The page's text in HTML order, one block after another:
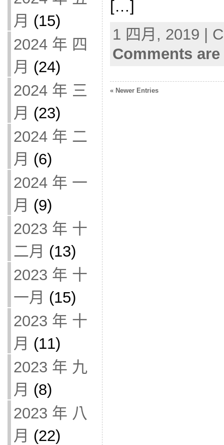
月 (15)
2024 年 四
月 (24)
2024 年 三
月 (23)
2024 年 二
月 (6)
2024 年 一
月 (9)
2023 年 十
二月 (13)
2023 年 十
一月 (15)
2023 年 十
月 (11)
2023 年 九
月 (8)
2023 年 八
月 (22)
[…]
1 四月, 2019 |
Comments
« Newer Entries